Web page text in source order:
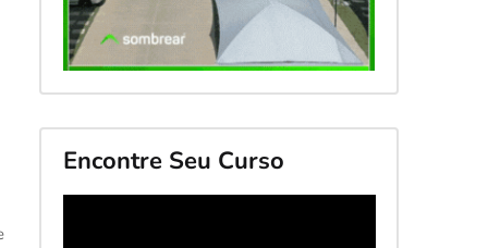
Encontre Seu Curso